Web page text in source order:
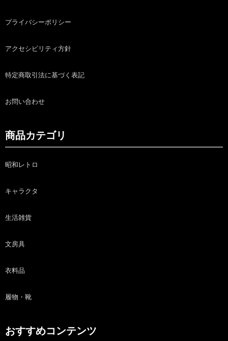
プライバシーポリシー
アクセシビリティ方針
特定商取引法に基づく表記
お問い合わせ
商品カテゴリ
昭和レトロ
キャラクタ
生活雑貨
文房具
衣料品
履物・靴
おすすめコンテンツ